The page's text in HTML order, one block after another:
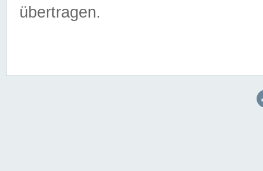
übertragen.